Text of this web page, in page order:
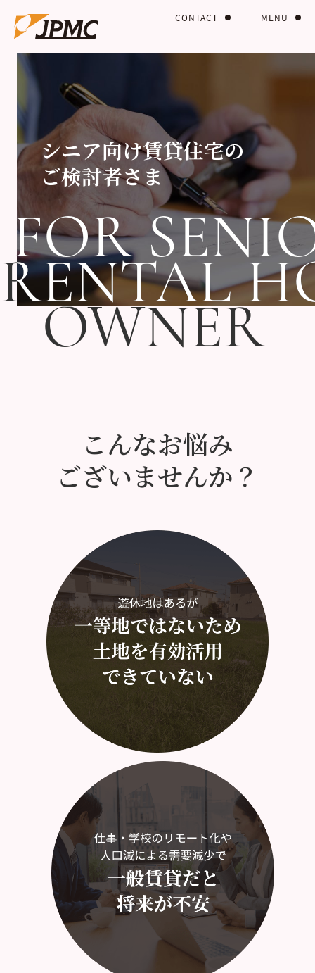
MENU
CONTACT
シニア向け賃貸住宅の
ご検討者さま
FOR
RENTAL
OWNER
FOR
RENTAL
OWNER
こんなお悩み
ございませんか？